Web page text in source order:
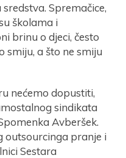
Spremačice,
školama i
brinu o djeci, često
smiju, a što ne smiju
nećemo dopustiti,
sindikata
Avberšek.
outsourcinga pranje i
Sestara